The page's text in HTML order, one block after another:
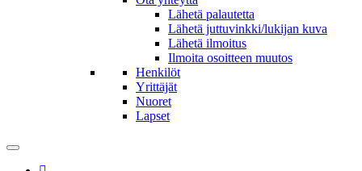
Lähetä palautetta
Lähetä juttuvinkki/lukijan kuva
Lähetä ilmoitus
Ilmoita osoitteen muutos
Henkilöt
Yrittäjät
Nuoret
Lapset